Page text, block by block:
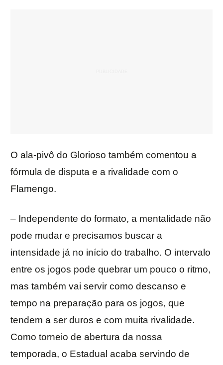
O ala-pivô do Glorioso também comentou a
fórmula de disputa e a rivalidade com o
Flamengo.
– Independente do formato, a mentalidade não
pode mudar e precisamos buscar a
intensidade já no início do trabalho. O intervalo
entre os jogos pode quebrar um pouco o ritmo,
mas também vai servir como descanso e
tempo na preparação para os jogos, que
tendem a ser duros e com muita rivalidade.
Como torneio de abertura da nossa
temporada, o Estadual acaba servindo de